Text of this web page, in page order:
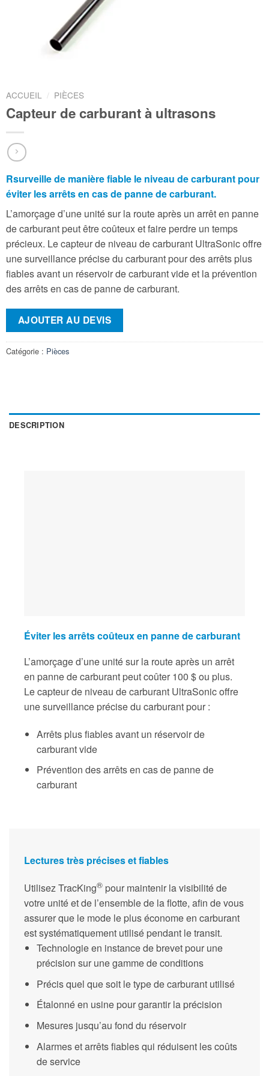
ACCUEIL / PIÈCES
Capteur de carburant à ultrasons
Rsurveille de manière fiable le niveau de carburant pour
éviter les arrêts en cas de panne de carburant.
L’amorçage d’une unité sur la route après un arrêt en panne
de carburant peut être coûteux et faire perdre un temps
précieux. Le capteur de niveau de carburant UltraSonic offre
une surveillance précise du carburant pour des arrêts plus
fiables avant un réservoir de carburant vide et la prévention
des arrêts en cas de panne de carburant.
AJOUTER AU DEVIS
Catégorie : Pièces
DESCRIPTION
Éviter les arrêts coûteux en panne de carburant
L’amorçage d’une unité sur la route après un arrêt
en panne de carburant peut coûter 100 $ ou plus.
Le capteur de niveau de carburant UltraSonic offre
une surveillance précise du carburant pour :
Arrêts plus fiables avant un réservoir de
carburant vide
Prévention des arrêts en cas de panne de
carburant
Lectures très précises et fiables
Utilisez TracKing® pour maintenir la visibilité de
votre unité et de l’ensemble de la flotte, afin de vous
assurer que le mode le plus économe en carburant
est systématiquement utilisé pendant le transit.
Technologie en instance de brevet pour une
précision sur une gamme de conditions
Précis quel que soit le type de carburant utilisé
Étalonné en usine pour garantir la précision
Mesures jusqu’au fond du réservoir
Alarmes et arrêts fiables qui réduisent les coûts
de service